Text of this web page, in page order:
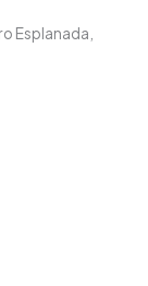
Esplanada,